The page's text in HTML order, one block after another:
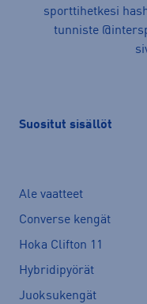
sporttihetkesi
tunniste
Suositut sisällöt
Ale vaatteet
Converse kengät
Hoka Clifton 11
Hybridipyörät
Juoksukengät